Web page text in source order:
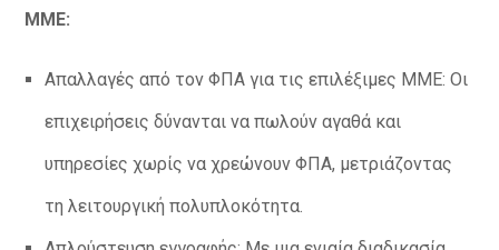
ΜΜΕ:
Απαλλαγές από τον ΦΠΑ για τις επιλέξιμες ΜΜΕ: Οι
επιχειρήσεις δύνανται να πωλούν αγαθά και
υπηρεσίες χωρίς να χρεώνουν ΦΠΑ, μετριάζοντας
τη λειτουργική πολυπλοκότητα.